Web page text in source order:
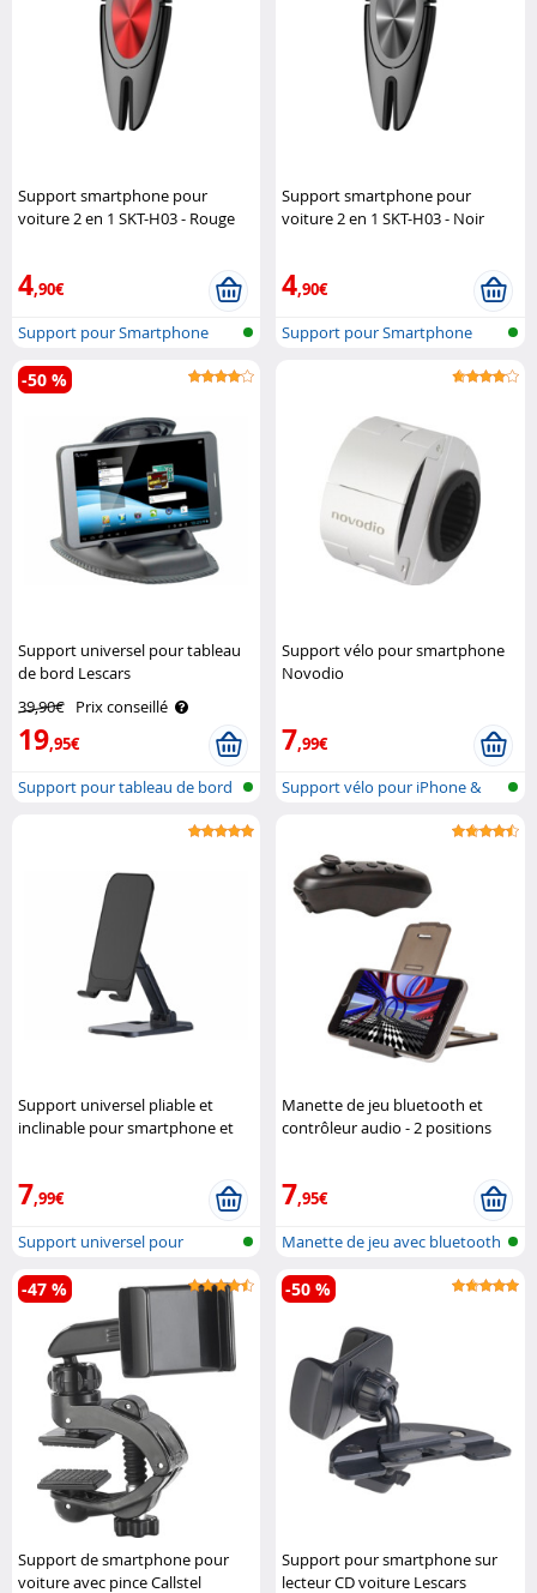
Support smartphone pour
voiture 2 en 1 SKT-H03 - Rouge
4,90€
Support pour Smartphone
Support smartphone pour
voiture 2 en 1 SKT-H03 - Noir
4,90€
Support pour Smartphone
Support universel pour tableau
de bord Lescars
39,90€ Prix conseillé
19,95€
-50 %
Support pour tableau de bord
Support vélo pour smartphone
Novodio
7,99€
Support vélo pour iPhone &
Support universel pliable et
inclinable pour smartphone et
7,99€
Support universel pour
Smartphone e..
Manette de jeu bluetooth et
contrôleur audio - 2 positions
7,95€
Manette de jeu avec bluetooth
Support de smartphone pour
voiture avec pince Callstel
-47 %
Support pour smartphone sur
lecteur CD voiture Lescars
-50 %